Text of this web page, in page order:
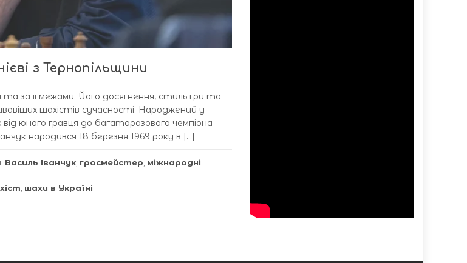
з Тернопільщини
та за її межами. Його досягнення, стиль гри та
шахістів сучасності. Народжений у
юного гравця до багаторазового чемпіона
народився 18 березня 1969 року в […]
Василь Іванчук гросмейстер міжнародні
шахи в Україні